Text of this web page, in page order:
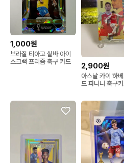
1,000원
브라질 티아고 실바 아이
스크랙 프리즘 축구 카드
2,900원
아스날 카이 하
드 파니니 축구